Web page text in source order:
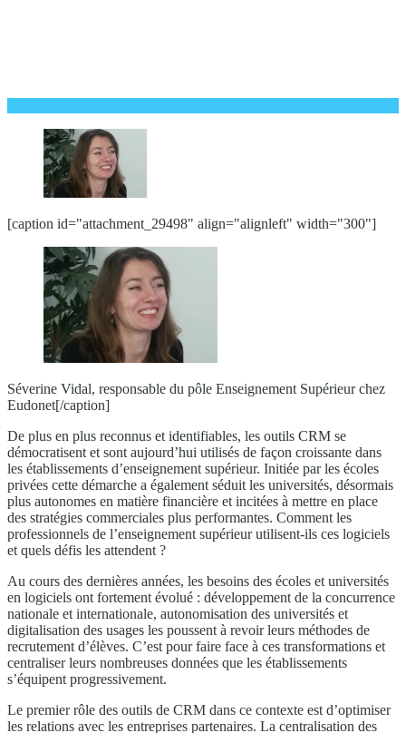
[caption id="attachment_29498" align="alignleft" width="300"]
Séverine Vidal, responsable du pôle Enseignement Supérieur chez
Eudonet[/caption]
De plus en plus reconnus et identifiables, les outils CRM se
démocratisent et sont aujourd’hui utilisés de façon croissante dans
les établissements d’enseignement supérieur. Initiée par les écoles
privées cette démarche a également séduit les universités, désormais
plus autonomes en matière financière et incitées à mettre en place
des stratégies commerciales plus performantes. Comment les
professionnels de l’enseignement supérieur utilisent-ils ces logiciels
et quels défis les attendent ?
Au cours des dernières années, les besoins des écoles et universités
en logiciels ont fortement évolué : développement de la concurrence
nationale et internationale, autonomisation des universités et
digitalisation des usages les poussent à revoir leurs méthodes de
recrutement d’élèves. C’est pour faire face à ces transformations et
centraliser leurs nombreuses données que les établissements
s’équipent progressivement.
Le premier rôle des outils de CRM dans ce contexte est d’optimiser
les relations avec les entreprises partenaires. La centralisation des